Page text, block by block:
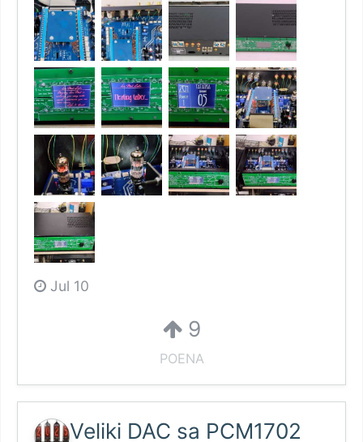
Jul 10
9
POENA
Veliki DAC sa PCM1702